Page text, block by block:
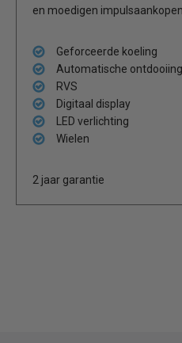
en moedigen
Geforceerde koeling
Automatische ontdooiing
RVS
Digitaal display
LED verlichting
Wielen
2 jaar garantie